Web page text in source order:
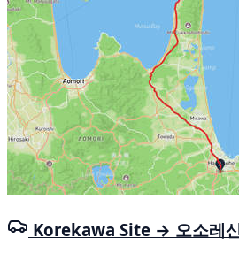
Korekawa Site → 오소레